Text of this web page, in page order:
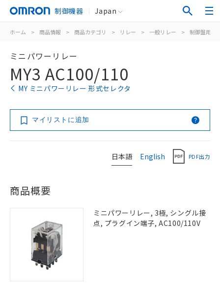
制御機器 Japan
ホーム > 商品情報 > 商品カテゴリ > リレー > 一般リレー > 制御盤用
ミニパワーリレー
MY3 AC100/110
MY ミニパワーリレー 形式セレクタ
マイリストに追加
日本語 English PDF出力
商品概要
ミニパワーリレー, 3極, シングル接
点, プラグイン端子, AC100/110V